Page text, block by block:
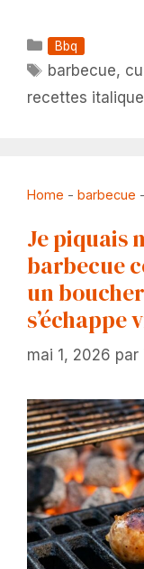
Catégories
Bbq
Étiquettes
barbecue,
recettes
Home - barbecue -
Je piquais
barbecue
un
mai 1, 2026 par